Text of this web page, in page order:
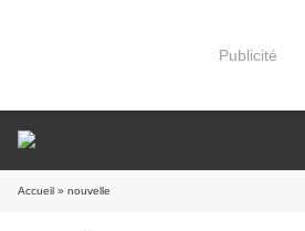
Publicité
Accueil » nouvelle